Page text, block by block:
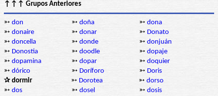
↑↑↑ Grupos Anteriores
➳ don ➳ doña ➳ dona
➳ donaire ➳ donar ➳ Donato
➳ doncella ➳ donde ➳ donjuán
➳ Donostia ➳ doodle ➳ dopaje
➳ dopamina ➳ dopar ➳ doquier
➳ dórico ➳ Doríforo ➳ Doris
✰ dormir
➳ Dorotea ➳ dorso
➳ dos ➳ dosel ➳ dosis